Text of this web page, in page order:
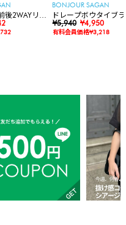
後2WAYリブ
BONJOUR SAGAN
ドレープボウタイブ
ス
¥5,940 ¥4,950
有料会員価格¥3,218